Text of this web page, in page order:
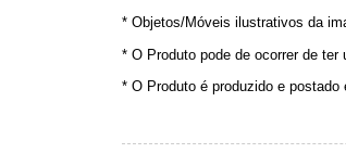
* Objetos/Móveis ilustrativos da
* O Produto pode de ocorrer de
* O Produto é produzido e